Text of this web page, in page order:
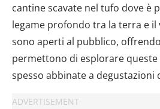
cantine scavate nel tufo dove è
legame profondo tra la terra e
sono aperti al pubblico,
permettono di esplorare
spesso abbinate a degustazioni